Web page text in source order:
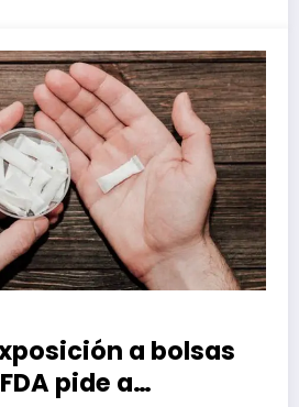
a bolsas
pide a